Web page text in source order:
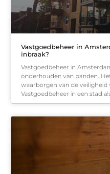
Vastgoedbeheer in
inbraak?
Vastgoedbeheer in
onderhouden van panden.
waarborgen van de veiligheid
Vastgoedbeheer in een stad